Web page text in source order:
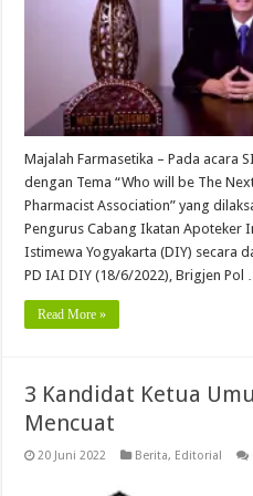
Majalah Farmasetika – Pada acara
dengan Tema “Who will be The
Pharmacist Association” yang
Pengurus Cabang Ikatan Apoteker
Istimewa Yogyakarta (DIY) secara
PD IAI DIY (18/6/2022), Brigjen Pol …
Read More »
3 Kandidat Ketua
Mencuat
20 Juni 2022 Berita, Editorial